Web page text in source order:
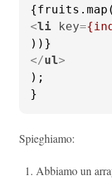
<li key=
</ul>
);
}
Spieghiamo:
Abbiamo un